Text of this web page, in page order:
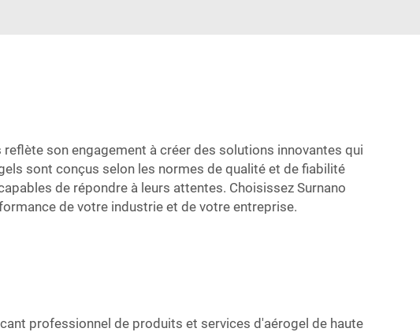
son engagement à créer des solutions innovantes qui
sont conçus selon les normes de qualité et de fiabilité
de répondre à leurs attentes. Choisissez Surnano
de votre industrie et de votre entreprise.
professionnel de produits et services d'aérogel de haute